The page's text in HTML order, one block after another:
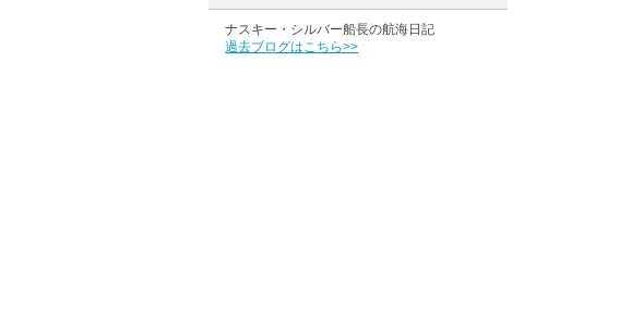
ナスキー・シルバー船長の航海日記
過去ブログはこちら>>